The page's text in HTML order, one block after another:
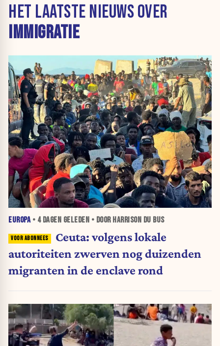
HET LAATSTE NIEUWS OVER
IMMIGRATIE
EUROPA• 4 DAGEN GELEDEN • DOOR HARRISON DU BUS
Ceuta: volgens lokale
autoriteiten zwerven nog duizenden
migranten in de enclave rond